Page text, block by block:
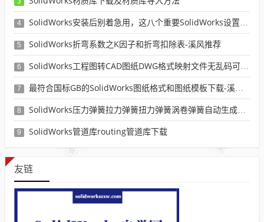
4 SolidWorks安装后别着急用，这八个重要SolidWorks设置可以提高你的画图效率
5 SolidWorks折弯系数之K因子和折弯扣除表-溪风推荐
6 SolidWorks工程图转CAD图纸DWG格式映射文件无乱码可分层-溪风亲测推荐
7 最符合国标GB的SolidWorks图纸格式和图纸模板下载-溪风专用版
8 SolidWorks压力弹簧拉力弹簧扭力弹簧涡卷弹簧自动生成宏程序下载
9 SolidWorks管道库routing管道库下载
友链